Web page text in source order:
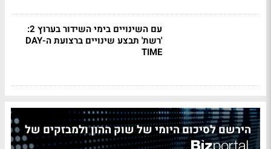
עם השינויים בימי השידור בערוץ 2:
'רשת' תבצע שינויים ברצועת ה-DAY
TIME
הירשם לסיכום היומי של שוק ההון ולמבזקים של